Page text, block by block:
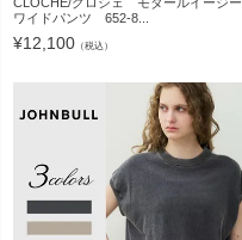
ワイドパンツ 652-8...
¥12,100 （税込）